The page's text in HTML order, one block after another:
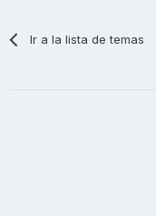
Ir a la lista de temas